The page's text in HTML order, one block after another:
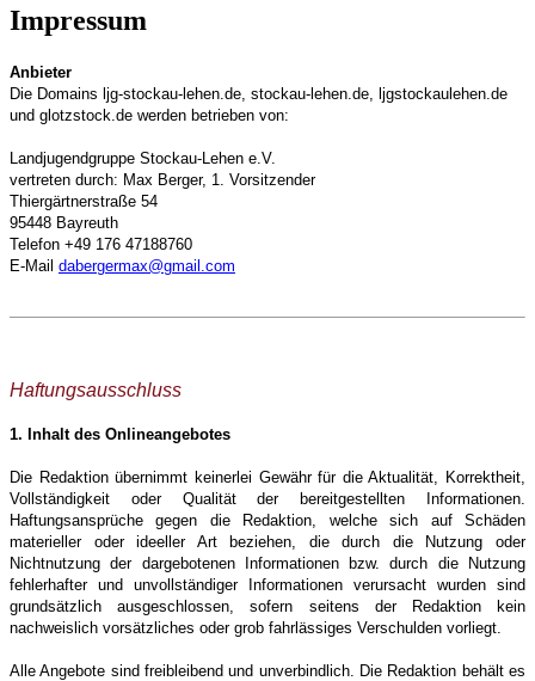
Impressum
Anbieter
Die Domains ljg-stockau-lehen.de, stockau-lehen.de, ljgstockaulehen.de
und glotzstock.de werden betrieben von:
Landjugendgruppe Stockau-Lehen e.V.
vertreten durch: Max Berger, 1. Vorsitzender
Thiergärtnerstraße 54
95448 Bayreuth
Telefon +49 176 47188760
E-Mail dabergermax@gmail.com
Haftungsausschluss
1. Inhalt des Onlineangebotes
Die Redaktion übernimmt keinerlei Gewähr für die Aktualität, Korrektheit,
Vollständigkeit oder Qualität der bereitgestellten Informationen.
Haftungsansprüche gegen die Redaktion, welche sich auf Schäden
materieller oder ideeller Art beziehen, die durch die Nutzung oder
Nichtnutzung der dargebotenen Informationen bzw. durch die Nutzung
fehlerhafter und unvollständiger Informationen verursacht wurden sind
grundsätzlich ausgeschlossen, sofern seitens der Redaktion kein
nachweislich vorsätzliches oder grob fahrlässiges Verschulden vorliegt.
Alle Angebote sind freibleibend und unverbindlich. Die Redaktion behält es